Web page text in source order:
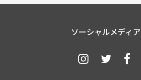
ソーシャルメディア